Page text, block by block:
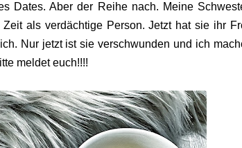
Dates. Aber der Reihe nach. Meine
als verdächtige Person. Jetzt hat sie ihr
Nur jetzt ist sie verschwunden und ich
meldet euch!!!!